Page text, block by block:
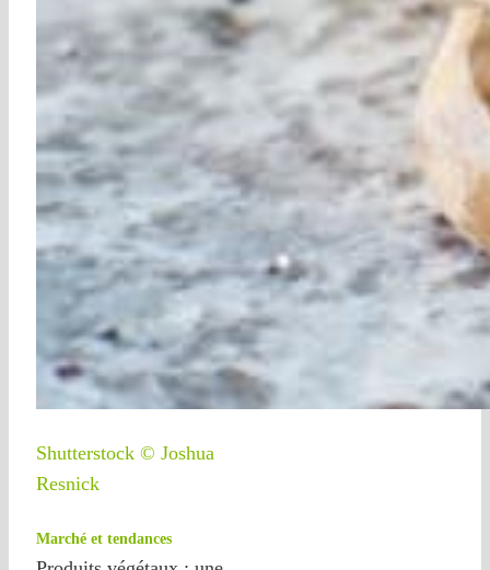
Shutterstock © Joshua
Resnick
Marché et tendances